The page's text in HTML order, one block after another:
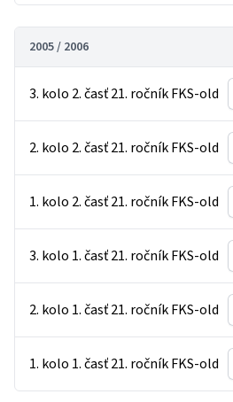
2005 / 2006
3. kolo 2. časť 21. ročník FKS-old
2. kolo 2. časť 21. ročník FKS-old
1. kolo 2. časť 21. ročník FKS-old
3. kolo 1. časť 21. ročník FKS-old
2. kolo 1. časť 21. ročník FKS-old
1. kolo 1. časť 21. ročník FKS-old